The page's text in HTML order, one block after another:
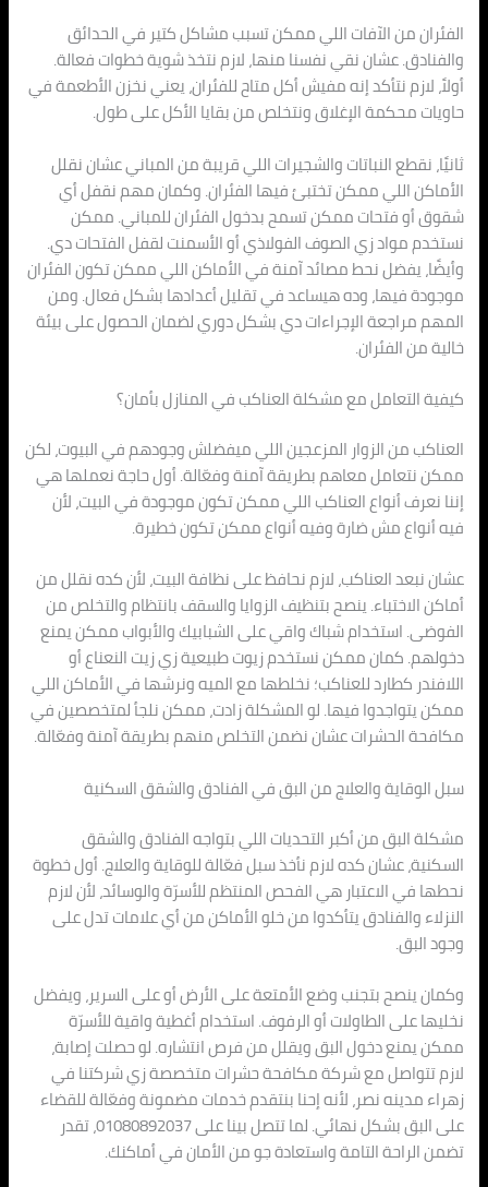
الفئران من الآفات اللي ممكن تسبب مشاكل كتير في الحدائق
والفنادق. عشان نقي نفسنا منها، لازم نتخذ شوية خطوات فعالة.
أولاً، لازم نتأكد إنه مفيش أكل متاح للفئران، يعني نخزن الأطعمة في
حاويات محكمة الإغلاق ونتخلص من بقايا الأكل على طول.
ثانيًا، نقطع النباتات والشجيرات اللي قريبة من المباني عشان نقلل
الأماكن اللي ممكن تختبئ فيها الفئران. وكمان مهم نقفل أي
شقوق أو فتحات ممكن تسمح بدخول الفئران للمباني. ممكن
نستخدم مواد زي الصوف الفولاذي أو الأسمنت لقفل الفتحات دي.
وأيضًا، يفضل نحط مصائد آمنة في الأماكن اللي ممكن تكون الفئران
موجودة فيها، وده هيساعد في تقليل أعدادها بشكل فعال. ومن
المهم مراجعة الإجراءات دي بشكل دوري لضمان الحصول على بيئة
خالية من الفئران.
كيفية التعامل مع مشكلة العناكب في المنازل بأمان؟
العناكب من الزوار المزعجين اللي ميفضلش وجودهم في البيوت، لكن
ممكن نتعامل معاهم بطريقة آمنة وفعّالة. أول حاجة نعملها هي
إننا نعرف أنواع العناكب اللي ممكن تكون موجودة في البيت، لأن
فيه أنواع مش ضارة وفيه أنواع ممكن تكون خطيرة.
عشان نبعد العناكب، لازم نحافظ على نظافة البيت، لأن كده نقلل من
أماكن الاختباء. ينصح بتنظيف الزوايا والسقف بانتظام والتخلص من
الفوضى. استخدام شباك واقي على الشبابيك والأبواب ممكن يمنع
دخولهم. كمان ممكن نستخدم زيوت طبيعية زي زيت النعناع أو
اللافندر كطارد للعناكب؛ نخلطها مع الميه ونرشها في الأماكن اللي
ممكن يتواجدوا فيها. لو المشكلة زادت، ممكن نلجأ لمتخصصين في
مكافحة الحشرات عشان نضمن التخلص منهم بطريقة آمنة وفعّالة.
سبل الوقاية والعلاج من البق في الفنادق والشقق السكنية
مشكلة البق من أكبر التحديات اللي بتواجه الفنادق والشقق
السكنية، عشان كده لازم نأخذ سبل فعّالة للوقاية والعلاج. أول خطوة
نحطها في الاعتبار هي الفحص المنتظم للأسرّة والوسائد، لأن لازم
النزلاء والفنادق يتأكدوا من خلو الأماكن من أي علامات تدل على
وجود البق.
وكمان ينصح بتجنب وضع الأمتعة على الأرض أو على السرير، ويفضل
نخليها على الطاولات أو الرفوف. استخدام أغطية واقية للأسرّة
ممكن يمنع دخول البق ويقلل من فرص انتشاره. لو حصلت إصابة،
لازم تتواصل مع شركة مكافحة حشرات متخصصة زي شركتنا في
زهراء مدينه نصر، لأنه إحنا بنتقدم خدمات مضمونة وفعّالة للقضاء
على البق بشكل نهائي. لما تتصل بينا على 01080892037، تقدر
تضمن الراحة التامة واستعادة جو من الأمان في أماكنك.